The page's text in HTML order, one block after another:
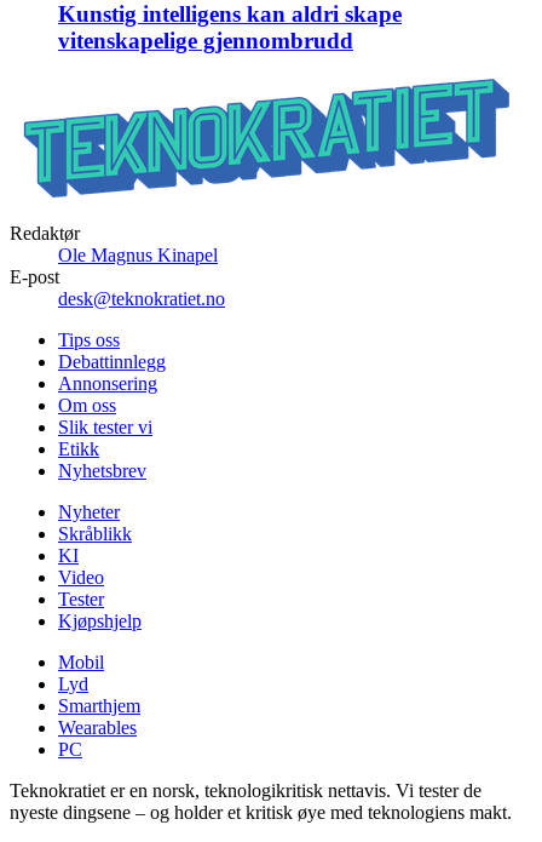
Kunstig intelligens kan aldri skape
vitenskapelige gjennombrudd
Redaktør
Ole Magnus Kinapel
E-post
desk@teknokratiet.no
Tips oss
Debattinnlegg
Annonsering
Om oss
Slik tester vi
Etikk
Nyhetsbrev
Nyheter
Skråblikk
KI
Video
Tester
Kjøpshjelp
Mobil
Lyd
Smarthjem
Wearables
PC
Teknokratiet er en norsk, teknologikritisk nettavis. Vi tester de
nyeste dingsene – og holder et kritisk øye med teknologiens makt.